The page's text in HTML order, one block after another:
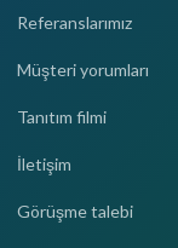
Referanslarımız
Müşteri yorumları
Tanıtım filmi
İletişim
Görüşme talebi